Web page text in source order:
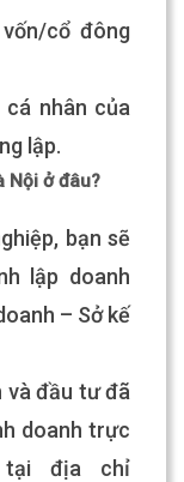
cổ đông
nhân của
lập.
Nội ở đâu?
bạn sẽ
lập doanh
– Sở kế
và đầu tư đã
doanh trực
tại địa chỉ